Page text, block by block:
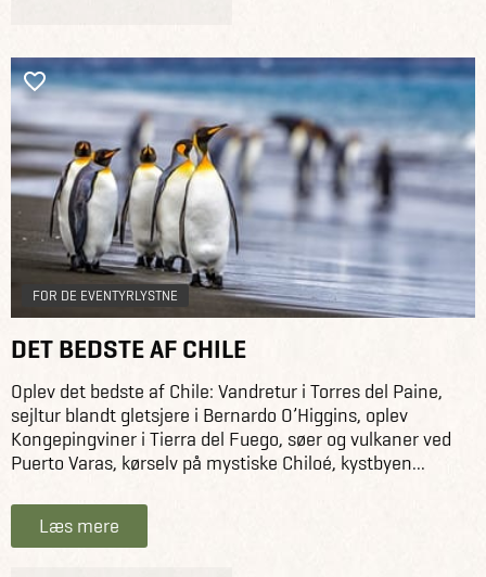
FOR DE EVENTYRLYSTNE
DET BEDSTE AF CHILE
Oplev det bedste af Chile: Vandretur i Torres del Paine,
sejltur blandt gletsjere i Bernardo O’Higgins, oplev
Kongepingviner i Tierra del Fuego, søer og vulkaner ved
Puerto Varas, kørselv på mystiske Chiloé, kystbyen...
Læs mere